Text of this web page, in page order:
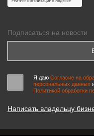
Подписаться на новости
Я даю Согласие на
персональных данных
Политикой обработки
Написать владельцу